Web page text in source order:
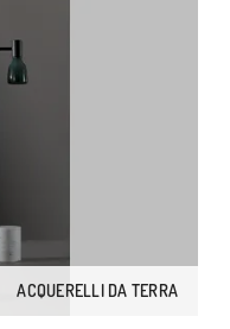
ACQUERELLI DA TERRA